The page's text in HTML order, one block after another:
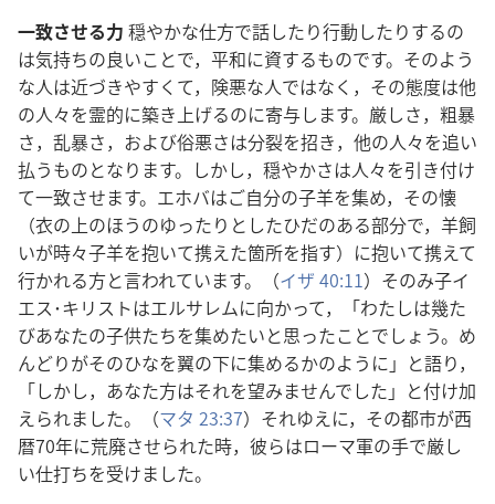
一致させる力 穏やかな仕方で話したり行動したりするの
は気持ちの良いことで，平和に資するものです。そのよう
な人は近づきやすくて，険悪な人ではなく，その態度は他
の人々を霊的に築き上げるのに寄与します。厳しさ，粗暴
さ，乱暴さ，および俗悪さは分裂を招き，他の人々を追い
払うものとなります。しかし，穏やかさは人々を引き付け
て一致させます。エホバはご自分の子羊を集め，その懐
（衣の上のほうのゆったりとしたひだのある部分で，羊飼
いが時々子羊を抱いて携えた箇所を指す）に抱いて携えて
行かれる方と言われています。（イザ 40:11）そのみ子イ
エス･キリストはエルサレムに向かって，「わたしは幾た
びあなたの子供たちを集めたいと思ったことでしょう。め
んどりがそのひなを翼の下に集めるかのように」と語り，
「しかし，あなた方はそれを望みませんでした」と付け加
えられました。（マタ 23:37）それゆえに，その都市が西
暦70年に荒廃させられた時，彼らはローマ軍の手で厳し
い仕打ちを受けました。